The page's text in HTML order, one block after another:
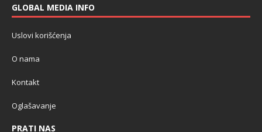
GLOBAL MEDIA INFO
Uslovi korišćenja
O nama
Kontakt
Oglašavanje
PRATI NAS